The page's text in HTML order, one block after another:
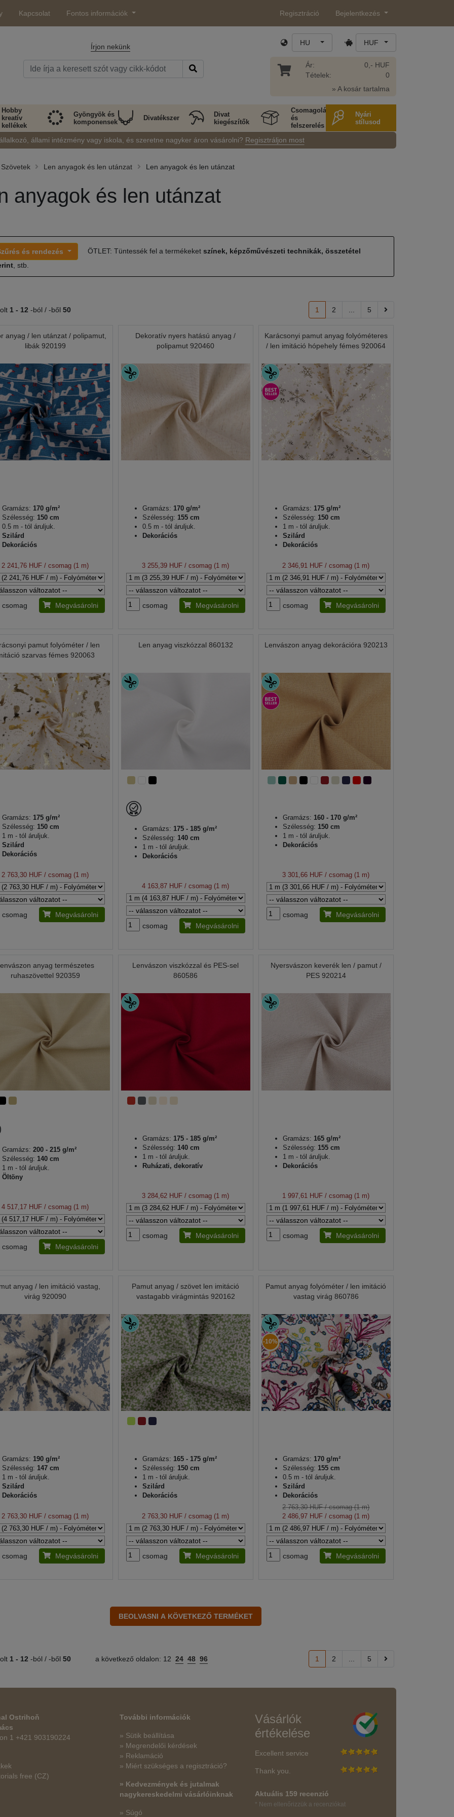
Kapcsolat Fontos információk Regisztráció Bejelentkezés
Írjon nekünk HU HUF
Ár:
Tételek:
0,- HUF
0
» A kosár tartalma
Hobby
kreatív
kellékek
Gyöngyök és
komponensek
Divatékszer
Divat
kiegészítők
Csomagolás
és
felszerelés
Nyári
stílusod
állami intézmény vagy iskola, és szeretne nagyker áron vásárolni? Regisztráljon most
Szövetek Len anyagok és len utánzat Len anyagok és len utánzat
anyagok és len utánzat
és rendezés ÖTLET: Tüntessék fel a termékeket színek, képzőművészeti technikák, összetétel
, stb.
1 - 12 -ból / -ből 50 1 2 5
anyag / len utánzat / polipamut,
libák 920199
Gramázs: 170 g/m²
Szélesség: 150 cm
0.5 m - tól áruljuk.
Szilárd
Dekorációs
2 241,76 HUF / csomag (1 m)
csomag Megvásárolni
Dekoratív nyers hatású anyag /
polipamut 920460
Gramázs: 170 g/m²
Szélesség: 155 cm
0.5 m - tól áruljuk.
Dekorációs
3 255,39 HUF / csomag (1 m)
csomag Megvásárolni
Karácsonyi pamut anyag folyóméteres
/ len imitáció hópehely fémes 920064
Gramázs: 175 g/m²
Szélesség: 150 cm
1 m - tól áruljuk.
Szilárd
Dekorációs
2 346,91 HUF / csomag (1 m)
csomag Megvásárolni
pamut folyóméter / len
szarvas fémes 920063
Gramázs: 175 g/m²
Szélesség: 150 cm
1 m - tól áruljuk.
Szilárd
Dekorációs
2 763,30 HUF / csomag (1 m)
csomag Megvásárolni
Len anyag viszkózzal 860132
Gramázs: 175 - 185 g/m²
Szélesség: 140 cm
1 m - tól áruljuk.
Dekorációs
4 163,87 HUF / csomag (1 m)
csomag Megvásárolni
Lenvászon anyag dekorációra 920213
Gramázs: 160 - 170 g/m²
Szélesség: 150 cm
1 m - tól áruljuk.
Dekorációs
3 301,66 HUF / csomag (1 m)
csomag Megvásárolni
anyag természetes
ruhaszövettel 920359
Gramázs: 200 - 215 g/m²
Szélesség: 140 cm
1 m - tól áruljuk.
Öltöny
4 517,17 HUF / csomag (1 m)
csomag Megvásárolni
Lenvászon viszkózzal és PES-sel
860586
Gramázs: 175 - 185 g/m²
Szélesség: 140 cm
1 m - tól áruljuk.
Ruházati, dekoratív
3 284,62 HUF / csomag (1 m)
csomag Megvásárolni
Nyersvászon keverék len / pamut /
PES 920214
Gramázs: 165 g/m²
Szélesség: 155 cm
1 m - tól áruljuk.
Dekorációs
1 997,61 HUF / csomag (1 m)
csomag Megvásárolni
anyag / len imitáció vastag,
virág 920090
Gramázs: 190 g/m²
Szélesség: 147 cm
1 m - tól áruljuk.
Szilárd
Dekorációs
2 763,30 HUF / csomag (1 m)
csomag Megvásárolni
Pamut anyag / szövet len imitáció
vastagabb virágmintás 920162
Gramázs: 165 - 175 g/m²
Szélesség: 150 cm
1 m - tól áruljuk.
Szilárd
Dekorációs
2 763,30 HUF / csomag (1 m)
csomag Megvásárolni
Pamut anyag folyóméter / len imitáció
vastag virág 860786
-10%
Gramázs: 170 g/m²
Szélesség: 155 cm
0.5 m - tól áruljuk.
Szilárd
Dekorációs
2 763,30 HUF/ csomag (1 m)
2 486,97 HUF / csomag (1 m)
csomag Megvásárolni
1 - 12 -ból / -ből 50 a következő oldalon: 12 24 48 96 1 2 5
Ostrihoň
1 +421 903190224
free (CZ)
További információk
» Sütik beállítása
» Megrendelői kérdések
» Reklamáció
» Miért szükséges a regisztráció?
» Kedvezmények és jutalmak
nagykereskedelmi vásárlóinknak
» Súgó
Vásárlók
értékelése
Excellent service
Thank you.
Aktuális 159 recenzió
* Nem ellenőrizzük a recenziókat